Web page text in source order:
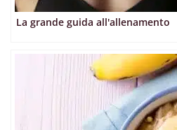
La grande guida all'allenamento